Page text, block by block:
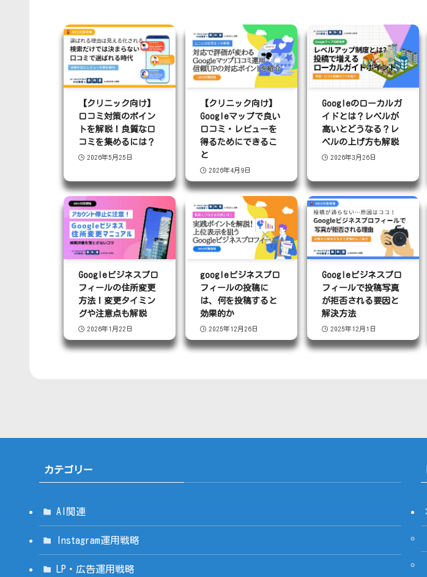
【クリニック向け】
口コミ対策のポイン
トを解説！良質な口
コミを集めるには？
2026年5月25日
【クリニック向け】
Googleマップで良い
口コミ・レビューを
得るためにできるこ
と
2026年4月9日
Googleのローカルガ
イドとは？レベルが
高いとどうなる？レ
ベルの上げ方も解説
2026年3月26日
Googleビジネスプロ
フィールの住所変更
方法！変更タイミン
グや注意点も解説
2026年1月22日
googleビジネスプロ
フィールの投稿に
は、何を投稿すると
効果的か
2025年12月26日
Googleビジネスプロ
フィールで投稿写真
が拒否される要因と
解決方法
2025年12月1日
カテゴリー
AI関連
Instagram運用戦略
LP・広告運用戦略